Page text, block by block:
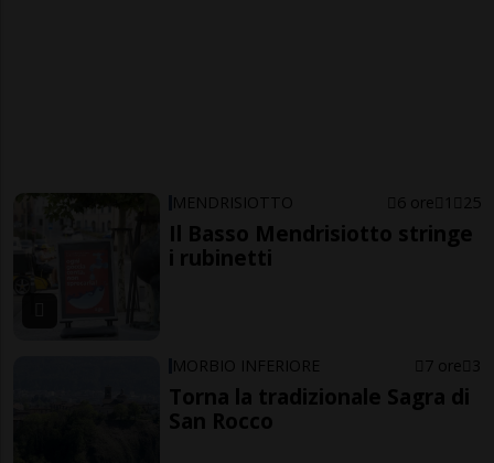
MENDRISIOTTO 6 ore 1 25
Il Basso Mendrisiotto stringe
i rubinetti
MORBIO INFERIORE 7 ore 3
Torna la tradizionale Sagra di
San Rocco